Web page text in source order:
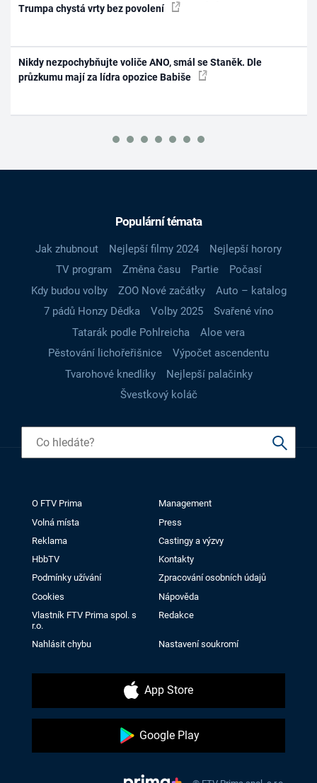
Trumpa chystá vrty bez povolení
Nikdy nezpochybňujte voliče ANO, smál se Staněk. Dle
průzkumu mají za lídra opozice Babiše
Populární témata
Jak zhubnout Nejlepší filmy 2024
Nejlepší horory
TV program
Změna času Partie
Počasí
Kdy budou volby
ZOO Nové začátky
Auto – katalog
7 pádů Honzy Dědka
Volby 2025
Svařené víno
Tatarák podle Pohlreicha
Aloe vera
Pěstování lichořeřišnice
Výpočet ascendentu
Tvarohové knedlíky
Nejlepší palačinky
Švestkový koláč
O FTV Prima
Management
Volná místa
Press
Reklama
Castingy a výzvy
HbbTV
Kontakty
Podmínky užívání
Zpracování osobních údajů
Cookies
Nápověda
Vlastník FTV Prima spol. s
r.o.
Redakce
Nahlásit chybu Nastavení soukromí
App Store
Google Play